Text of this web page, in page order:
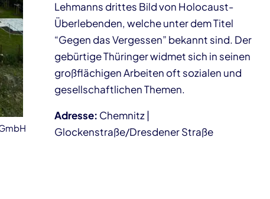
Lehmanns drittes Bild von Holocaust-
Überlebenden, welche unter dem Titel
“Gegen das Vergessen” bekannt sind. Der
gebürtige Thüringer widmet sich in seinen
großflächigen Arbeiten oft sozialen und
gesellschaftlichen Themen.
Adresse: Chemnitz |
Glockenstraße/Dresdener Straße